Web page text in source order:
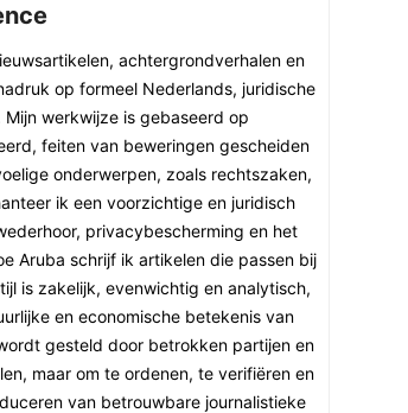
achtergrondverhalen en
op formeel Nederlands, juridische
werkwijze is gebaseerd op
feiten van beweringen gescheiden
onderwerpen, zoals rechtszaken,
ik een voorzichtige en juridisch
privacybescherming en het
Aruba schrijf ik artikelen die passen bij
is zakelijk, evenwichtig en analytisch,
en economische betekenis van
gesteld door betrokken partijen en
maar om te ordenen, te verifiëren en
van betrouwbare journalistieke